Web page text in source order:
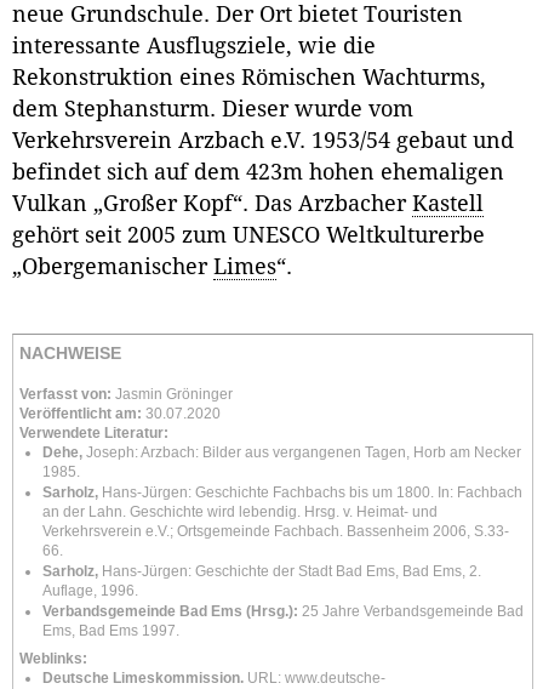
neue Grundschule. Der Ort bietet Touristen
interessante Ausflugsziele, wie die
Rekonstruktion eines Römischen Wachturms,
dem Stephansturm. Dieser wurde vom
Verkehrsverein Arzbach e.V. 1953/54 gebaut und
befindet sich auf dem 423m hohen ehemaligen
Vulkan „Großer Kopf“. Das Arzbacher Kastell
gehört seit 2005 zum UNESCO Weltkulturerbe
„Obergemanischer Limes“.
NACHWEISE
Verfasst von: Jasmin Gröninger
Veröffentlicht am: 30.07.2020
Verwendete Literatur:
Dehe,Joseph: Arzbach: Bilder aus vergangenen Tagen, Horb am Necker
1985.
Sarholz,Hans-Jürgen: Geschichte Fachbachs bis um 1800. In: Fachbach
an der Lahn. Geschichte wird lebendig. Hrsg. v. Heimat- und
Verkehrsverein e.V.; Ortsgemeinde Fachbach. Bassenheim 2006, S.33-
66.
Sarholz,Hans-Jürgen: Geschichte der Stadt Bad Ems, Bad Ems, 2.
Auflage, 1996.
Verbandsgemeinde Bad Ems (Hrsg.): 25 Jahre Verbandsgemeinde Bad
Ems, Bad Ems 1997.
Weblinks:
Deutsche Limeskommission. URL: www.deutsche-